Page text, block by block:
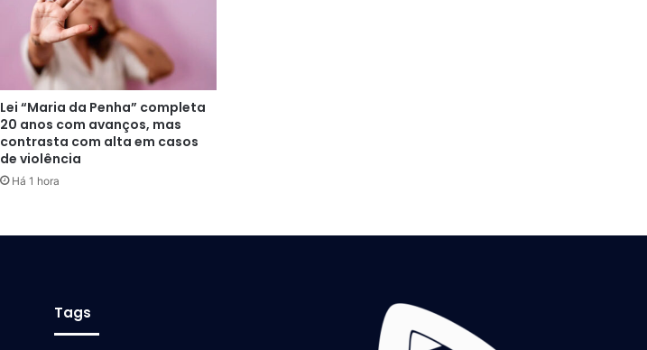
Lei “Maria da Penha” completa
20 anos com avanços, mas
contrasta com alta em casos
de violência
Há 1 hora
Tags